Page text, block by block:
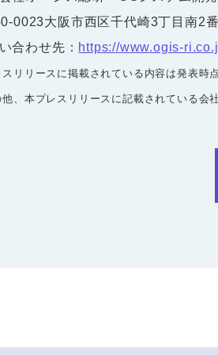
0023大阪市西区千代崎3丁目南2
合わせ先： https://www.ogis-
リリースに掲載されている内容は発表時
、本プレスリリースに記載されている会